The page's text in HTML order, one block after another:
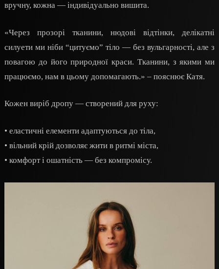
вручну, кожна — індивідуально вишита.
«Через прозорі тканини, нюдові відтінки, делікатні
силуети ми ніби “цитуємо” тіло — без вульгарності, але з
повагою до його природної краси. Тканини, з якими ми
працюємо, нам в цьому допомагають.» – пояснює Катя.
Кожен виріб дропу — створений для руху:
• еластичні елементи адаптуються до тіла,
• вільний крій дозволяє жити в ритмі міста,
• комфорт і ошатність — без компромісу.